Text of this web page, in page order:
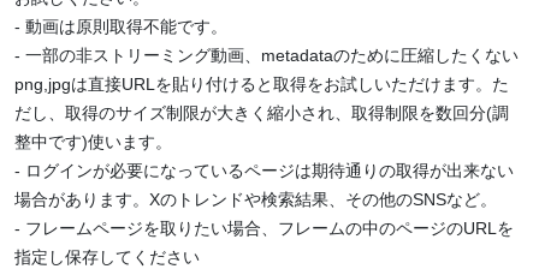
- 動画は原則取得不能です。
- 一部の非ストリーミング動画、metadataのために圧縮したくない
png,jpgは直接URLを貼り付けると取得をお試しいただけます。た
だし、取得のサイズ制限が大きく縮小され、取得制限を数回分(調
整中です)使います。
- ログインが必要になっているページは期待通りの取得が出来ない
場合があります。Xのトレンドや検索結果、その他のSNSなど。
- フレームページを取りたい場合、フレームの中のページのURLを
指定し保存してください